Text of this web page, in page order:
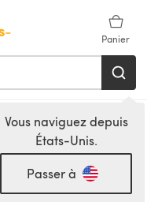
Panier
Vous naviguez depuis
États-Unis.
Passer à